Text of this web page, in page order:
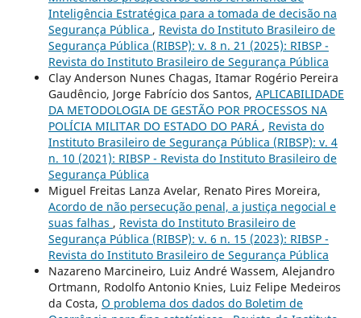
Inteligência Estratégica para a tomada de decisão na
Segurança Pública , Revista do Instituto Brasileiro de
Segurança Pública (RIBSP): v. 8 n. 21 (2025): RIBSP -
Revista do Instituto Brasileiro de Segurança Pública
Clay Anderson Nunes Chagas, Itamar Rogério Pereira
Gaudêncio, Jorge Fabrício dos Santos, APLICABILIDADE
DA METODOLOGIA DE GESTÃO POR PROCESSOS NA
POLÍCIA MILITAR DO ESTADO DO PARÁ , Revista do
Instituto Brasileiro de Segurança Pública (RIBSP): v. 4
n. 10 (2021): RIBSP - Revista do Instituto Brasileiro de
Segurança Pública
Miguel Freitas Lanza Avelar, Renato Pires Moreira,
Acordo de não persecução penal, a justiça negocial e
suas falhas , Revista do Instituto Brasileiro de
Segurança Pública (RIBSP): v. 6 n. 15 (2023): RIBSP -
Revista do Instituto Brasileiro de Segurança Pública
Nazareno Marcineiro, Luiz André Wassem, Alejandro
Ortmann, Rodolfo Antonio Knies, Luiz Felipe Medeiros
da Costa, O problema dos dados do Boletim de